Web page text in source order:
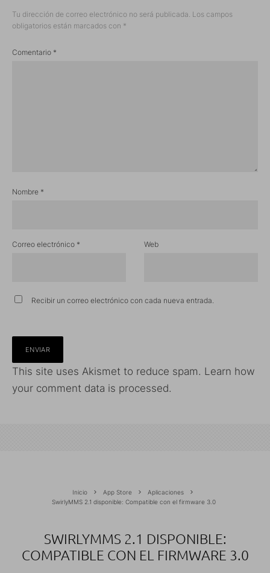
Tu dirección de correo electrónico no será publicada. Los campos
obligatorios están marcados con *
Comentario *
Nombre *
Correo electrónico * Web
Recibir un correo electrónico con cada nueva entrada.
This site uses Akismet to reduce spam. Learn how
your comment data is processed.
Inicio App Store
Aplicaciones
SwirlyMMS 2.1 disponible: Compatible con el firmware 3.0
SWIRLYMMS 2.1 DISPONIBLE:
COMPATIBLE CON EL FIRMWARE 3.0